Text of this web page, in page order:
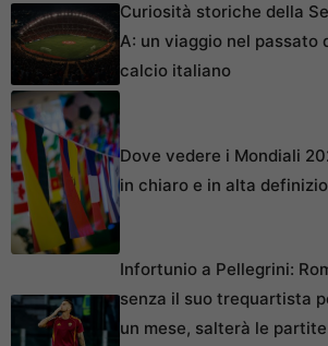
Curiosità storiche della
A: un viaggio nel passato
calcio italiano
Dove vedere i Mondiali
in chiaro e in alta
Infortunio a Pellegrini:
senza il suo trequartista
un mese, salterà le partite